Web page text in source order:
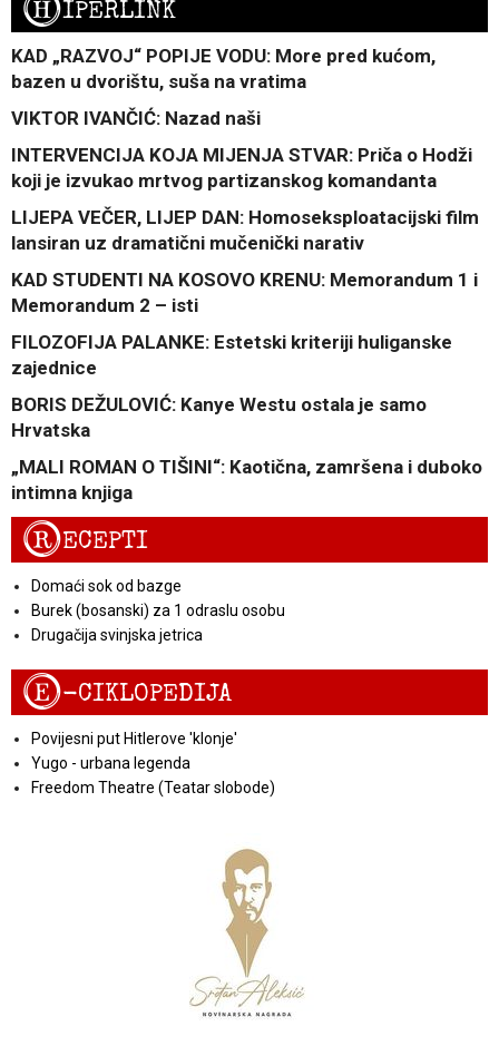
HIPERLINK
KAD „RAZVOJ“ POPIJE VODU: More pred kućom,
bazen u dvorištu, suša na vratima
VIKTOR IVANČIĆ: Nazad naši
INTERVENCIJA KOJA MIJENJA STVAR: Priča o Hodži
koji je izvukao mrtvog partizanskog komandanta
LIJEPA VEČER, LIJEP DAN: Homoseksploatacijski film
lansiran uz dramatični mučenički narativ
KAD STUDENTI NA KOSOVO KRENU: Memorandum 1 i
Memorandum 2 – isti
FILOZOFIJA PALANKE: Estetski kriteriji huliganske
zajednice
BORIS DEŽULOVIĆ: Kanye Westu ostala je samo
Hrvatska
„MALI ROMAN O TIŠINI“: Kaotična, zamršena i duboko
intimna knjiga
RECEPTI
Domaći sok od bazge
Burek (bosanski) za 1 odraslu osobu
Drugačija svinjska jetrica
E-CIKLOPEDIJA
Povijesni put Hitlerove 'klonje'
Yugo - urbana legenda
Freedom Theatre (Teatar slobode)